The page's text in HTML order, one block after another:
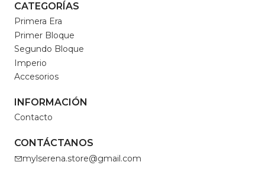
CATEGORÍAS
Primera Era
Primer Bloque
Segundo Bloque
Imperio
Accesorios
INFORMACIÓN
Contacto
CONTÁCTANOS
mylserena.store@gmail.com